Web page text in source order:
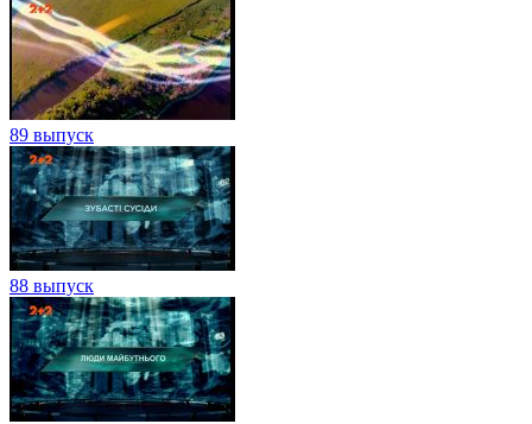
89 выпуск
88 выпуск